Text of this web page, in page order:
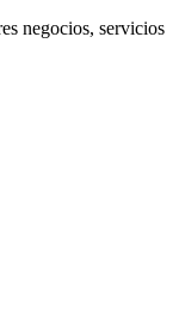
negocios, servicios